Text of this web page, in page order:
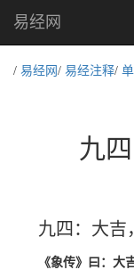
易经网
/ 易经网 / 易经注释/
九
九四：大吉
《象传》曰：大